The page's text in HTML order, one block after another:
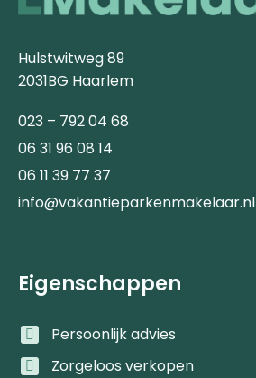
Hulstwitweg 89
2031BG Haarlem
023 – 792 04 68
06 31 96 08 14
06 11 39 77 37
info@vakantieparkenmakelaar.nl
Eigenschappen
Persoonlijk advies
Zorgeloos verkopen